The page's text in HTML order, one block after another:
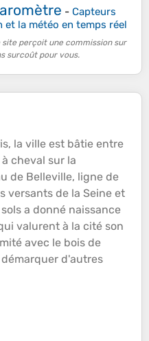
- Capteurs
et la météo en temps réel
perçoit une commission sur
surcoût pour vous.
la ville est bâtie entre
à cheval sur la
de Belleville, ligne de
versants de la Seine et
a donné naissance
valurent à la cité son
avec le bois de
d'autres